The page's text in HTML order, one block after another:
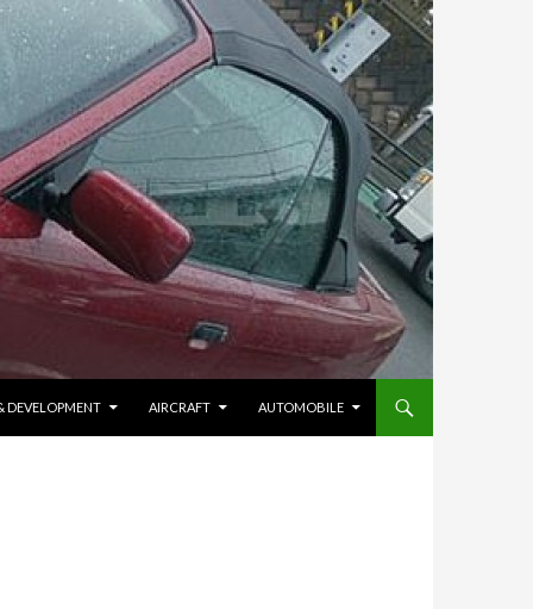
DEVELOPMENT AIRCRAFT AUTOMOBILE